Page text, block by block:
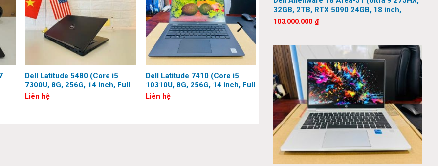
12 MB L3 cache, 4 cores, 8 threads), Intel® vPro™
Dell Latitude 5480 (Core i5
7300U, 8G, 256G, 14 inch, Full
HD)
Liên hệ
Dell Latitude 7410 (Core i5
10310U, 8G, 256G, 14 inch, Full
HD)
Liên hệ
32GB, 2TB, RTX 5090 24GB, 18 inch,
QHD+, 300Hz)
103.000.000 ₫